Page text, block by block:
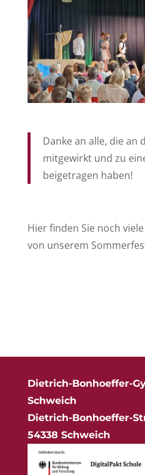
Danke an alle, die an
mitgewirkt und zu
beigetragen haben!
Hier finden Sie noch
von unserem
Dietrich-Bonhoeffer-
Schweich
Dietrich-Bonhoeffer-
54338 Schweich